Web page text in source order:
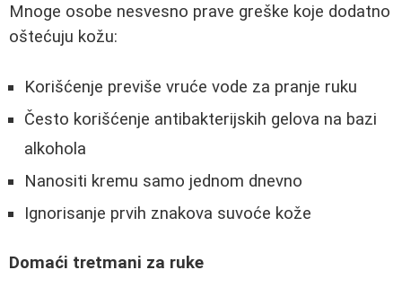
Mnoge osobe nesvesno prave greške koje dodatno
oštećuju kožu:
Korišćenje previše vruće vode za pranje ruku
Često korišćenje antibakterijskih gelova na bazi
alkohola
Nanositi kremu samo jednom dnevno
Ignorisanje prvih znakova suvoće kože
Domaći tretmani za ruke